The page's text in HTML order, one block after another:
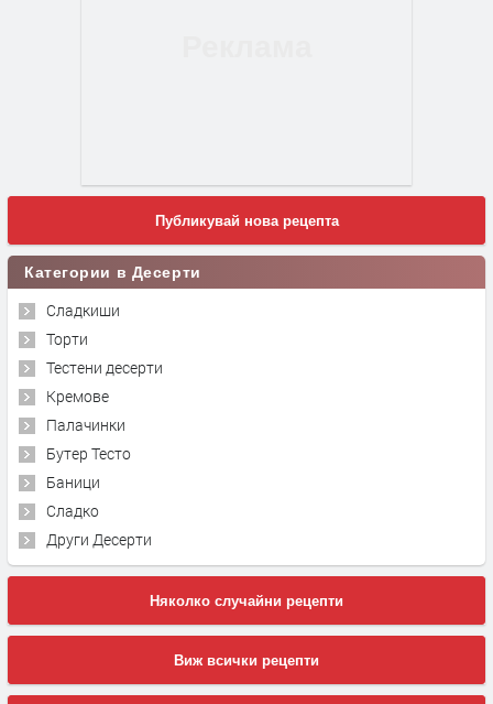
Публикувай нова рецепта
Категории в Десерти
Сладкиши
Торти
Тестени десерти
Кремове
Палачинки
Бутер Тесто
Баници
Сладко
Други Десерти
Няколко случайни рецепти
Виж всички рецепти